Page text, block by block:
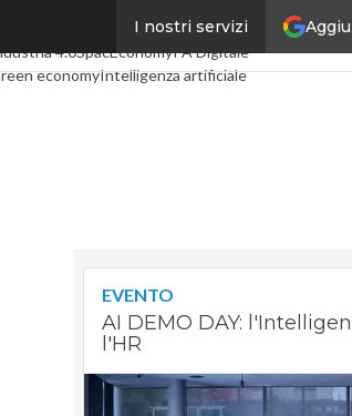
I nostri servizi
Digital EconomyTelco
4.0SpacEconomyPA Digitale
economyIntelligenza artificiale
EVENTO
AI DEMO DAY:
l'HR